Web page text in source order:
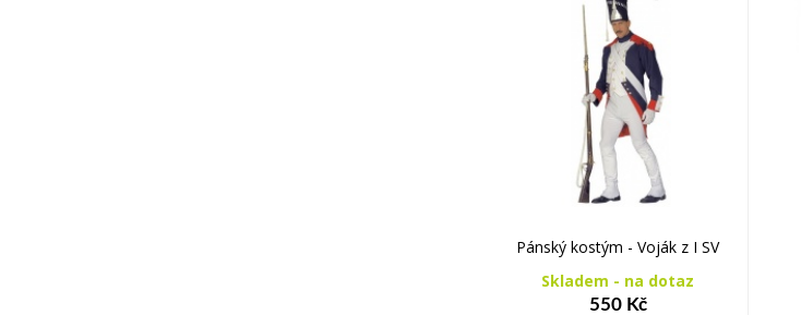
Pánský kostým - Voják z I SV
Skladem - na dotaz
550 Kč